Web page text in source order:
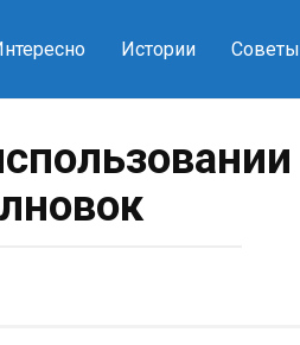
Истории Советы